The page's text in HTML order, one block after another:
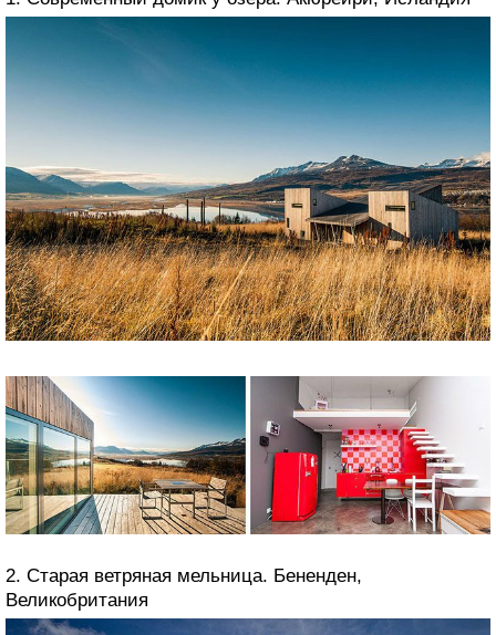
2. Старая ветряная мельница. Бененден,
Великобритания